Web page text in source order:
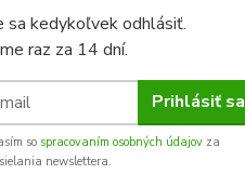
sa kedykoľvek odhlásiť.
raz za 14 dní.
Prihlásiť sa
so spracovaním osobných údajov za
newslettera.